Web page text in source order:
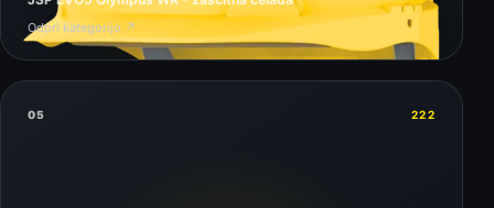
Odpri kategorijo ↗
05 222